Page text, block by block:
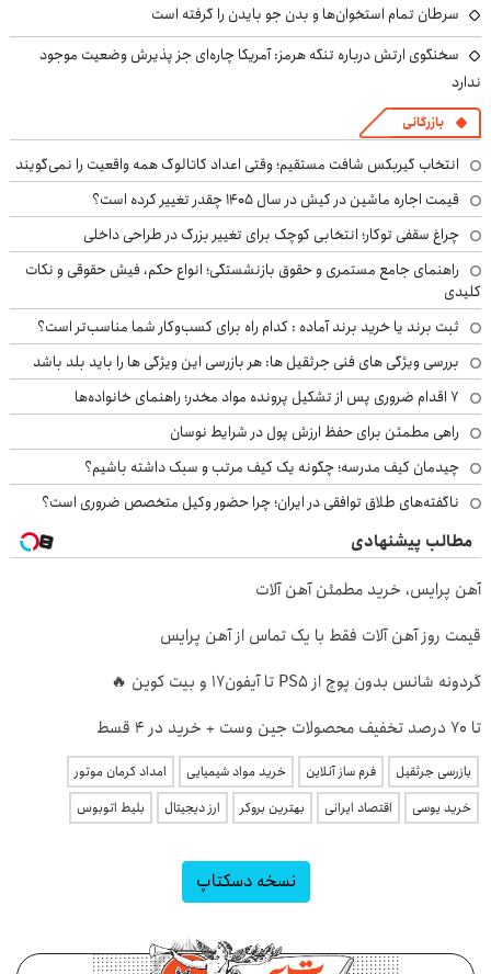
سرطان تمام استخوان‌ها و بدن جو بایدن را گرفته است
سخنگوی ارتش درباره تنگه هرمز: آمریکا چاره‌ای جز پذیرش وضعیت موجود
ندارد
بازرگانی
انتخاب گیربکس شافت مستقیم؛ وقتی اعداد کاتالوگ همه واقعیت را نمی‌گویند
قیمت اجاره ماشین در کیش در سال ۱۴۰۵ چقدر تغییر کرده است؟
چراغ سقفی توکار؛ انتخابی کوچک برای تغییر بزرگ در طراحی داخلی
راهنمای جامع مستمری و حقوق بازنشستگی؛ انواع حکم، فیش حقوقی و نکات
کلیدی
ثبت برند یا خرید برند آماده : کدام راه برای کسب‌وکار شما مناسب‌تر است؟
بررسی ویژگی های فنی جرثقیل ها: هر بازرسی این ویژگی ها را باید بلد باشد
۷ اقدام ضروری پس از تشکیل پرونده مواد مخدر؛ راهنمای خانواده‌ها
راهی مطمئن برای حفظ ارزش پول در شرایط نوسان
چیدمان کیف مدرسه؛ چگونه یک کیف مرتب و سبک داشته باشیم؟
ناگفته‌های طلاق توافقی در ایران؛ چرا حضور وکیل متخصص ضروری است؟
مطالب پیشنهادی
آهن پرایس، خرید مطمئن آهن آلات
قیمت روز آهن آلات فقط با یک تماس از آهن پرایس
گردونه شانس بدون پوچ از PS5 تا آیفون17 و بیت کوین 🔥
تا 70 درصد تخفیف محصولات جین وست + خرید در 4 قسط
بازرسی جرثقیل فرم ساز آنلاین خرید مواد شیمیایی
امداد کرمان موتور
خرید یوسی
اقتصاد ایرانی بهترین بروکر ارز دیجیتال بلیط اتوبوس
نسخه دسکتاپ